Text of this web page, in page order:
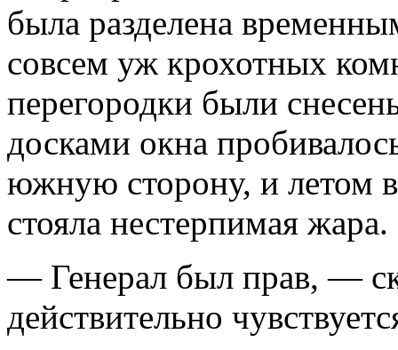
была разделена
совсем уж крохотных
перегородки были
досками окна
южную сторону, и летом в
стояла нестерпимая жара.
— Генерал был прав, —
действительно